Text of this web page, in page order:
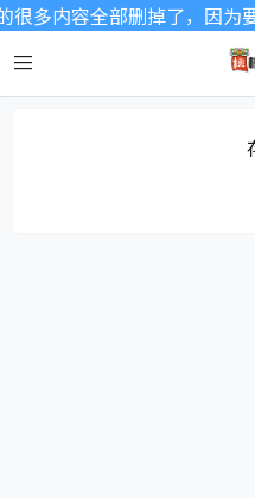
多内容全部删掉了，因